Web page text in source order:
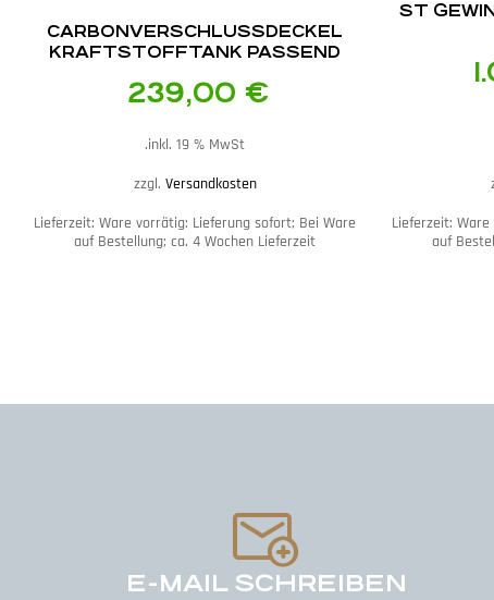
ST
Lieferzeit:
auf
CARBON­VERSCHLUSSDECKEL
KRAFTSTOFFTANK PASSEND
239,00 €
inkl. 19 % MwSt.
zzgl. Versandkosten
Lieferzeit:Ware vorrätig: Lieferung sofort; Bei Ware
auf Bestellung; ca. 4 Wochen Lieferzeit
E-MAIL SCHREIBEN